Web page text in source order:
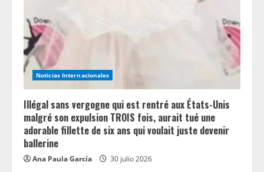
Noticias Internacionales
Illégal sans vergogne qui est rentré aux États-Unis
malgré son expulsion TROIS fois, aurait tué une
adorable fillette de six ans qui voulait juste devenir
ballerine
Ana Paula García 30 julio 2026